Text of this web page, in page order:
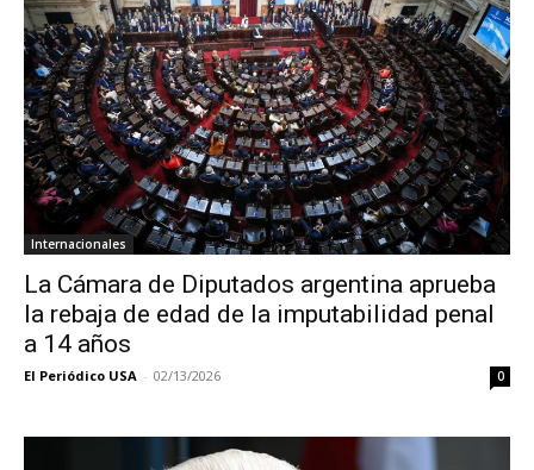
Internacionales
La Cámara de Diputados argentina aprueba
la rebaja de edad de la imputabilidad penal
a 14 años
El Periódico USA - 02/13/2026 0